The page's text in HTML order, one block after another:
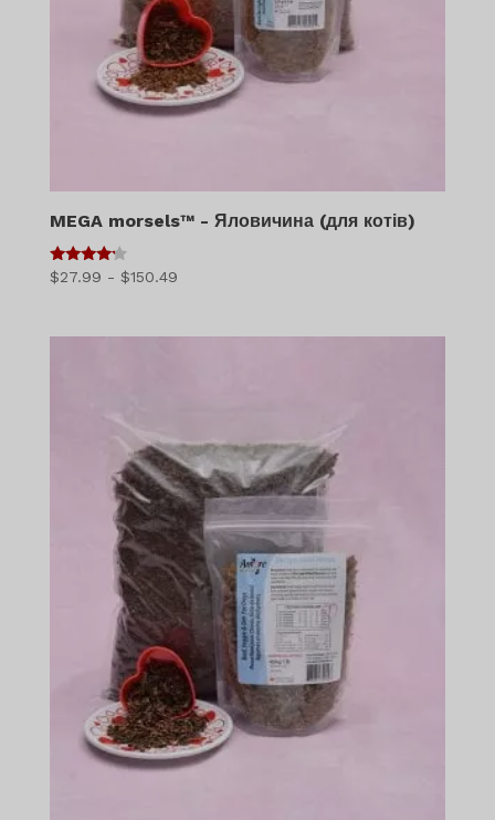
MEGA morsels™ - Яловичина (для котів)
4
з 5
$27.99 - $150.49Діапазон